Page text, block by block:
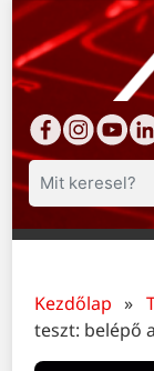
Keresés
Kezdőlap »
teszt: belépő